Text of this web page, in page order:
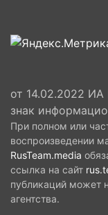
от 14.02.2022
знак
При полном или
воспроизведении
RusTeam.media
ссылка на сайт
публикаций может
агентства.